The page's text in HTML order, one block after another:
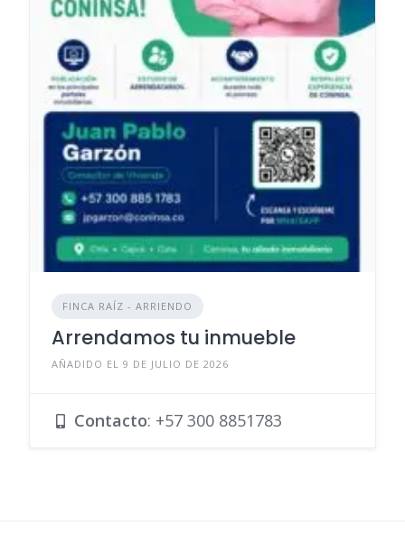
FINCA RAÍZ - ARRIENDO
Arrendamos tu inmueble
AÑADIDO EL 9 DE JULIO DE 2026
Contacto: +57 300 8851783